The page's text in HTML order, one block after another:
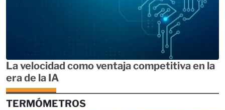
La velocidad como ventaja competitiva en la
era de la IA
TERMÓMETROS